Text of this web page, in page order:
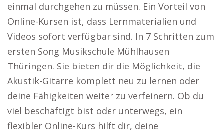
einmal durchgehen zu müssen. Ein Vorteil von
Online-Kursen ist, dass Lernmaterialien und
Videos sofort verfügbar sind. In 7 Schritten zum
ersten Song Musikschule Mühlhausen
Thüringen. Sie bieten dir die Möglichkeit, die
Akustik-Gitarre komplett neu zu lernen oder
deine Fähigkeiten weiter zu verfeinern. Ob du
viel beschäftigt bist oder unterwegs, ein
flexibler Online-Kurs hilft dir, deine